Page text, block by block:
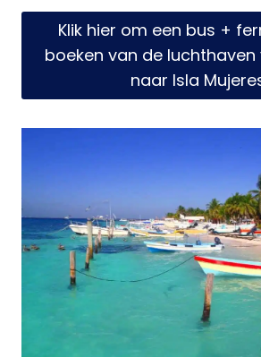
Klik hier om een bus +
boeken van de
naar Isla